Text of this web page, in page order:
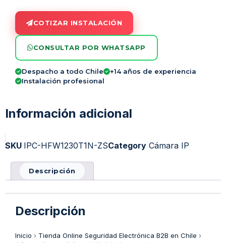
COTIZAR INSTALACIÓN
CONSULTAR POR WHATSAPP
Despacho a todo Chile
+14 años de experiencia
Instalación profesional
Información adicional
SKU IPC-HFW1230T1N-ZSCategory Cámara IP
Descripción
Descripción
Inicio › Tienda Online Seguridad Electrónica B2B en Chile ›